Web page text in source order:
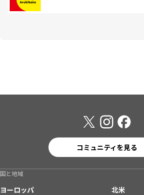
コミュニティを見る
国と地域
ヨーロッパ
北米